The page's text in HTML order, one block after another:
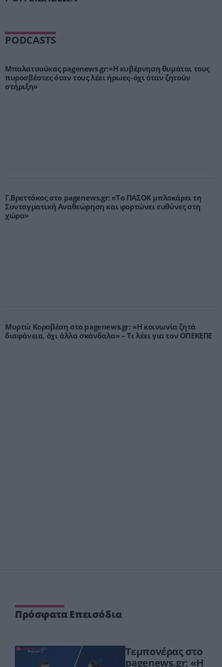
PODCASTS
Μπαλατσούκας pagenews.gr:«Η κυβέρνηση θυμάται τους
πυροσβέστες όταν τους λέει ήρωες–όχι όταν ζητούν
στήριξη»
Γ.Βρεττάκος στο pagenews.gr: «Το ΠΑΣΟΚ μπλοκάρει τη
Συνταγματική Αναθεώρηση και φορτώνει ευθύνες στη
χώρα»
Μυρτώ Κοροβέση στο pagenews.gr: «Η κοινωνία ζητά
διαφάνεια, όχι άλλα σκάνδαλα» – Τι λέει για τον ΟΠΕΚΕΠΕ
Πρόσφατα Επεισόδια
Τεμπονέρας στο
pagenews.gr: «Η